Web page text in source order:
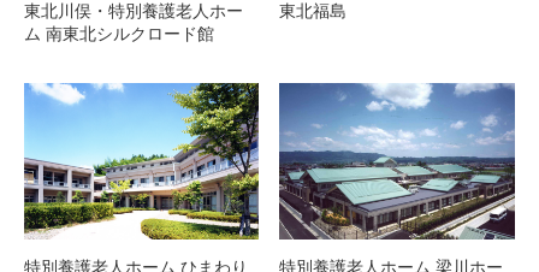
東北川俣・特別養護老人ホー
ム 南東北シルクロード館
東北福島
特別養護老人ホーム ひまわり
特別養護老人ホーム 梁川ホー